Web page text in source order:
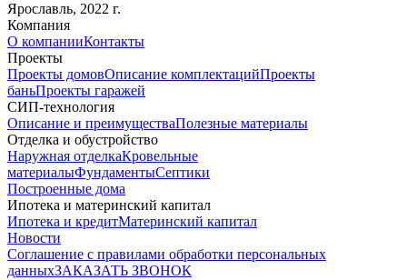
Ярославль, 2022 г.
Компания
О компанииКонтакты
Проекты
Проекты домовОписание комплектацийПроекты
баньПроекты гаражей
СИП-технология
Описание и преимуществаПолезные материалы
Отделка и обустройство
Наружная отделкаКровельные
материалыФундаментыСептики
Построенные дома
Ипотека и материнский капитал
Ипотека и кредитМатеринский капитал
Новости
Соглашение с правилами обработки персональных
данныхЗАКАЗАТЬ ЗВОНОК